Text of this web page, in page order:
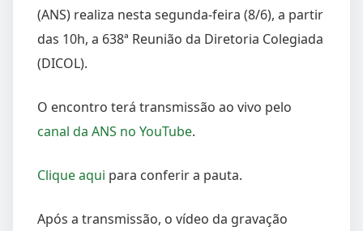
(ANS) realiza nesta segunda-feira (8/6), a partir
das 10h, a 638ª Reunião da Diretoria Colegiada
(DICOL).
O encontro terá transmissão ao vivo pelo
canal da ANS no YouTube.
Clique aqui para conferir a pauta.
Após a transmissão, o vídeo da gravação